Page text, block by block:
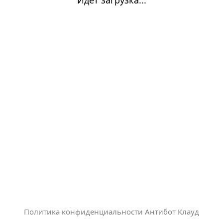
Политика конфиденциальности Антибот Клауд